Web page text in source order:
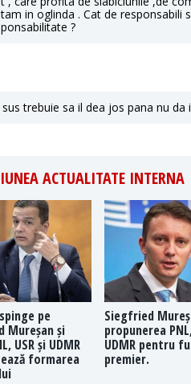
in oglinda . Cat de
?
trebuie sa il dea jos pana nu da
ACTUALITATE INTERNA
pe
Mureșan și
USR și UDMR
formarea
Siegfried
propunerea
UDMR pentru
premier.